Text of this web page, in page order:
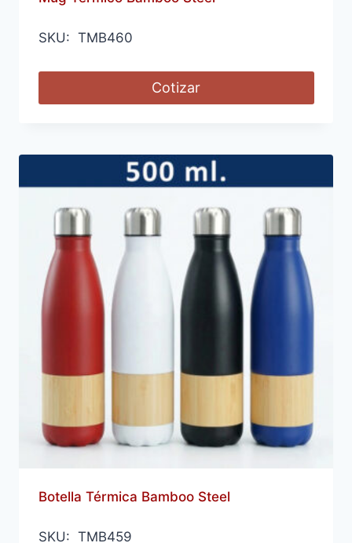
SKU: TMB460
Cotizar
Botella Térmica Bamboo Steel
SKU: TMB459